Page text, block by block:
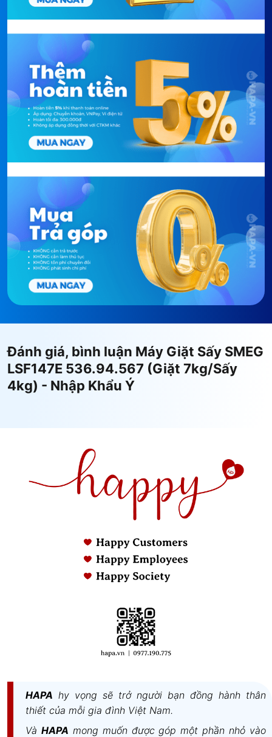
Aquastop chống tràn và tự vệ sinh ống
dẫn
Aquastop phát hiện rò rỉ và đóng van nước ngay lập
tức - kể cả khi máy đang chạy mà không có người ở
nhà. Hệ thống tự vệ sinh ống dẫn ngăn xơ vải và cặn
tích tụ trong ống bơm, tự báo khi cần vệ sinh. Khóa
trẻ em và chống tạo bọt cũng tích hợp sẵn.
Thông số kỹ thuật Máy Giặt
Sấy SMEG LSF147E
536.94.567
Bảng dưới đây tổng hợp đầy đủ thông số kỹ thuật
của Máy Giặt Sấy SMEG LSF147E 536.94.567 theo
datasheet chính hãng SMEG (EU Regulation 2019).
Thông số chi tiết
Smeg (Ý)
LSF147E / 536.94.567
Máy giặt sấy cửa trước, độc lập
Dung tích giặt
7 kg
Đánh giá, bình luận Máy Giặt Sấy SMEG
LSF147E 536.94.567 (Giặt 7kg/Sấy
4kg) - Nhập Khẩu Ý
HAPA hy vọng sẽ trở người bạn đồng hành thân
thiết của mỗi gia đình Việt Nam.
Và HAPA mong muốn được góp một phần nhỏ vào